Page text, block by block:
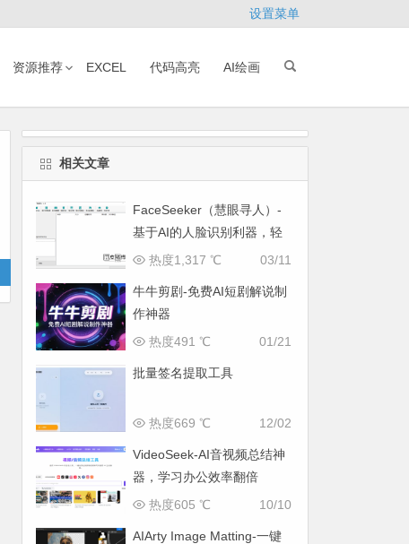
设置菜单
资源推荐 EXCEL 代码高亮 AI绘画
相关文章
FaceSeeker（慧眼寻人）-
基于AI的人脸识别利器，轻
松找出目标照片
03/11
热度1,317 ℃
牛牛剪剧-免费AI短剧解说制
作神器
01/21
热度491 ℃
批量签名提取工具
12/02
热度669 ℃
VideoSeek-AI音视频总结神
器，学习办公效率翻倍
10/10
热度605 ℃
AIArty Image Matting-一键